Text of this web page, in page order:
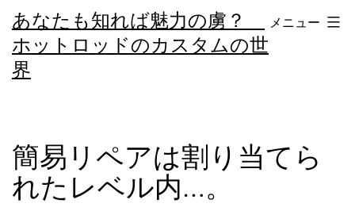
コ
ン
へ
キ
あなたも知れば魅力の虜？
ホットロッドのカスタムの世
界
メニュー
簡易リペアは割り当てら
れたレベル内…。